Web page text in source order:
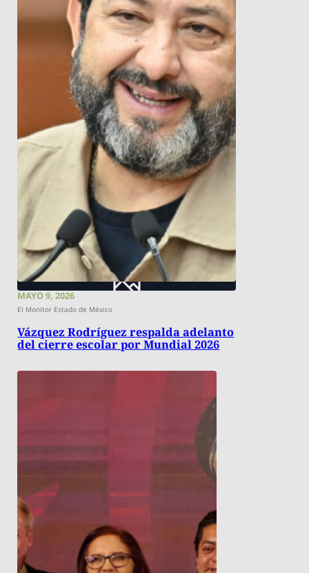
MAYO 9, 2026
El Monitor Estado de México
Vázquez Rodríguez respalda adelanto
del cierre escolar por Mundial 2026